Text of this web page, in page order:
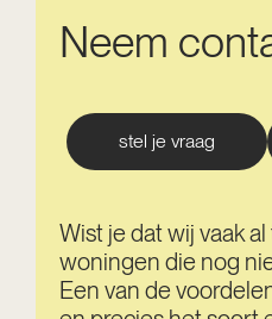
Neem
stel je vraag
Wist je dat wij vaak
woningen die nog
Een van de